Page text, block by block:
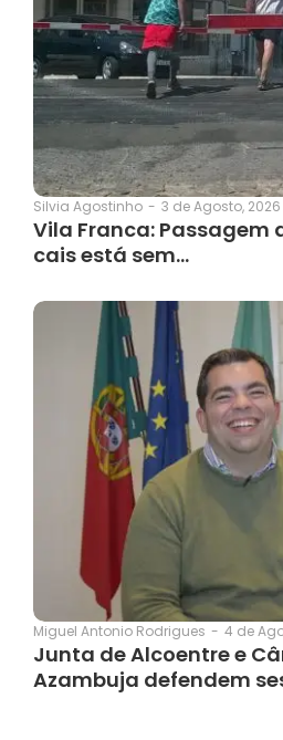
Silvia Agostinho - 3 de Agosto, 2026
Vila Franca: Passagem
cais está sem…
Miguel Antonio Rodrigues - 4 de
Junta de Alcoentre e
Azambuja defendem